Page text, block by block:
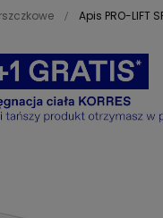
Apis PRO-LIFT